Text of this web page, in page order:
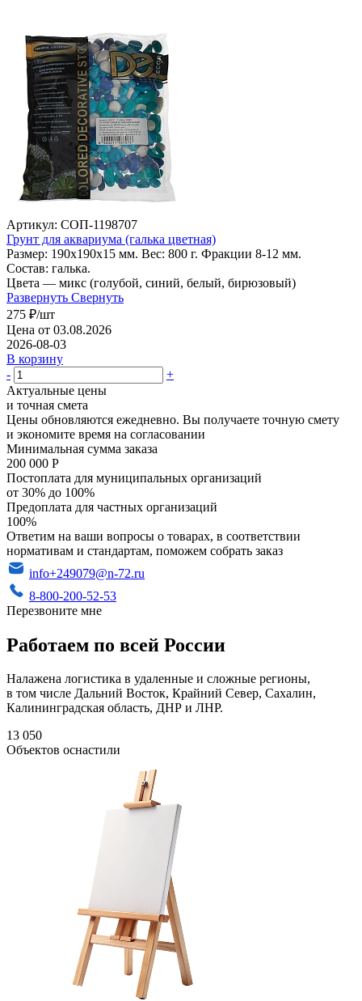
Артикул: СОП-1198707
Грунт для аквариума (галька цветная)
Размер: 190х190х15 мм. Вес: 800 г. Фракции 8-12 мм.
Состав: галька.
Цвета — микс (голубой, синий, белый, бирюзовый)
Развернуть Свернуть
275 ₽/шт
Цена от 03.08.2026
2026-08-03
В корзину
-
+
Актуальные цены
и точная смета
Цены обновляются ежедневно. Вы получаете точную смету
и экономите время на согласовании
Минимальная сумма заказа
200 000 Р
Постоплата для муниципальных организаций
от 30% до 100%
Предоплата для частных организаций
100%
Ответим на ваши вопросы о товарах, в соответствии
нормативам и стандартам, поможем собрать заказ
info+249079@n-72.ru
8-800-200-52-53
Перезвоните мне
Работаем по всей России
Налажена логистика в удаленные и сложные регионы,
в том числе Дальний Восток, Крайний Север, Сахалин,
Калининградская область, ДНР и ЛНР.
13 050
Объектов оснастили